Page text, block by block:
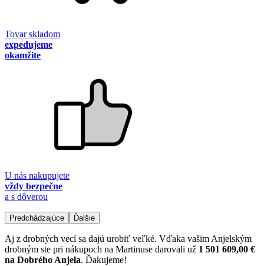
Tovar skladom
expedujeme
okamžite
U nás nakupujete
vždy bezpečne
a s dôverou
Predchádzajúce Ďalšie
Aj z drobných vecí sa dajú urobiť veľké. Vďaka vašim Anjelským
drobným ste pri nákupoch na Martinuse darovali už 1 501 609,00 €
na Dobrého Anjela. Ďakujeme!